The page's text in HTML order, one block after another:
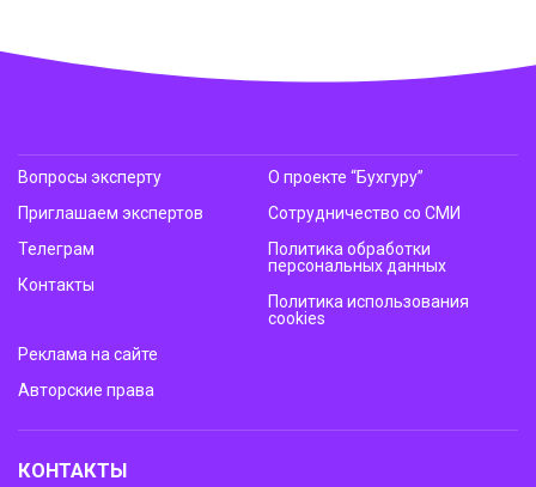
Вопросы эксперту
Приглашаем экспертов
Телеграм
Контакты
О проекте “Бухгуру”
Сотрудничество со СМИ
Политика обработки
персональных данных
Политика использования
cookies
Реклама на сайте
Авторские права
КОНТАКТЫ